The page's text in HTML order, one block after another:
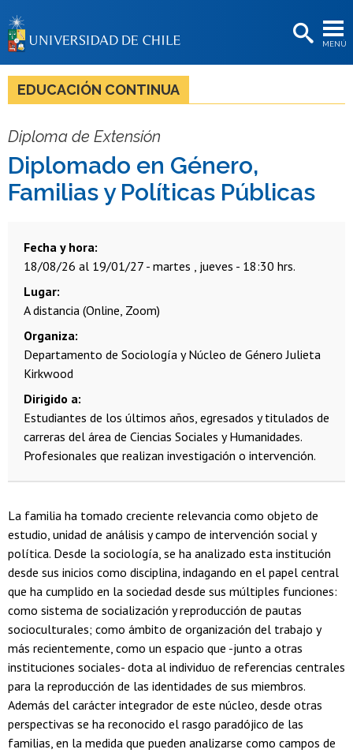
MENÚ
BIBLIOTECAS
LA UNIVERSIDAD
Estudiantes
Académicas/os
EDUCACIÓN CONTINUA
Diploma de Extensión
Diplomado en Género,
Familias y Políticas Públicas
Fecha y hora
18/08/26 al 19/01/27 - martes , jueves - 18:30 hrs.
Lugar
A distancia (Online, Zoom)
Organiza
Departamento de Sociología y Núcleo de Género Julieta
Kirkwood
Dirigido a
Estudiantes de los últimos años, egresados y titulados de
carreras del área de Ciencias Sociales y Humanidades.
Profesionales que realizan investigación o intervención.
La familia ha tomado creciente relevancia como objeto de
estudio, unidad de análisis y campo de intervención social y
política. Desde la sociología, se ha analizado esta institución
desde sus inicios como disciplina, indagando en el papel central
que ha cumplido en la sociedad desde sus múltiples funciones:
como sistema de socialización y reproducción de pautas
socioculturales; como ámbito de organización del trabajo y
más recientemente, como un espacio que -junto a otras
instituciones sociales- dota al individuo de referencias centrales
para la reproducción de las identidades de sus miembros.
Además del carácter integrador de este núcleo, desde otras
perspectivas se ha reconocido el rasgo paradójico de las
familias, en la medida que pueden analizarse como campos de